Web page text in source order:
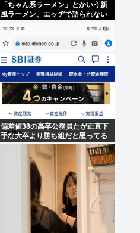
「ちゃん系ラーメン」とかいう新
風ラーメン、エッヂで語られない
偏差値38の高卒公務員たが正直下
手な大卒より勝ち組だと思ってる